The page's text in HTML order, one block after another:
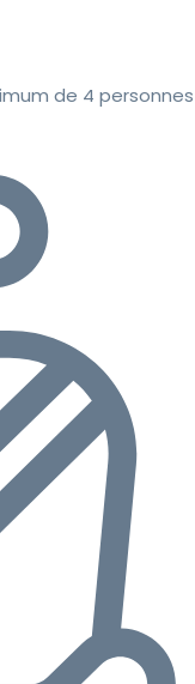
de 4 personnes